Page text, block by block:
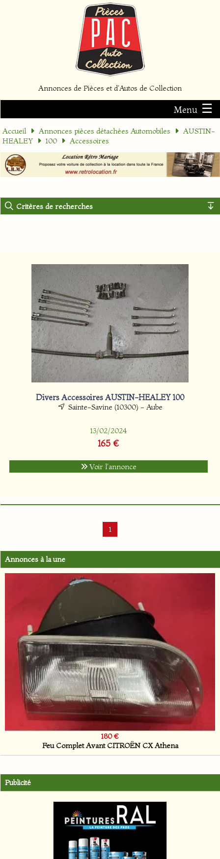
Annonces de Pièces et d'Autos de Collection
Menu ☰
Accueil Annonces pièces détachées Automobiles
AUSTIN-
HEALEY
100 Accessoires
Critères de recherches
Annonces à la une
180 €
Feu Complet Avant CITROËN CX Athena
Publicité
Divers Accessoires AUSTIN-HEALEY 100
Sainte-Savine (10300) - Aube
13/02/2024
165 €
Voir l'annonce
1